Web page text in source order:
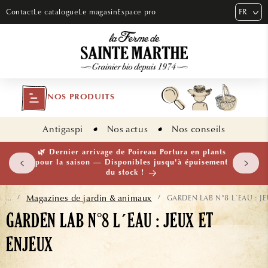
ET PASSER
ContactLe catalogueLe magasinEspace pro FR
NOS PRODUITS
Antigaspi Nos actus Nos conseils
🌱 NOUVEAUTÉ — Ail Rocambole AB · Lot de 10
bulbilles · En stock maintenant
... / Magazines de jardin & animaux / GARDEN LAB N°8 L´EAU :
GARDEN LAB N°8 L´EAU : JEUX ET
ENJEUX